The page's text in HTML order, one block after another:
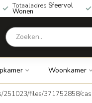
Totaaladres Sfeervol
Wonen
Woonkamer
251023/files/371752858/